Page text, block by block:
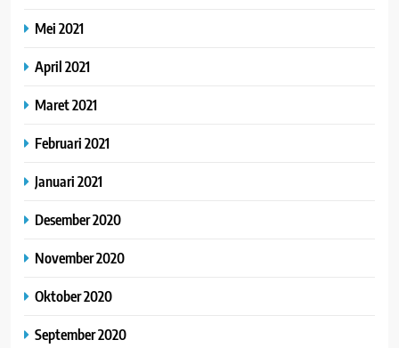
Mei 2021
April 2021
Maret 2021
Februari 2021
Januari 2021
Desember 2020
November 2020
Oktober 2020
September 2020